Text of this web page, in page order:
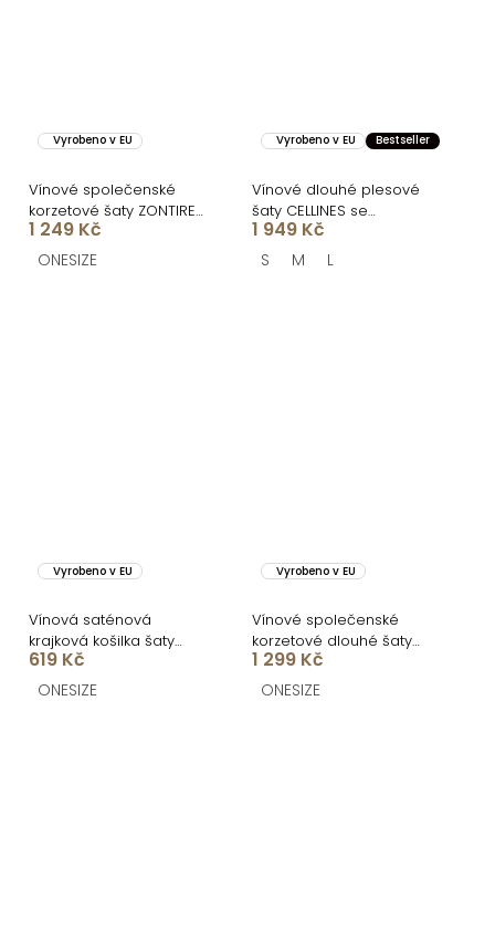
Vyrobeno v EU
Vínové společenské
korzetové šaty ZONTIRE
bez ramínek
1 249 Kč
ONESIZE
Vyrobeno v EU Bestseller
Vínové dlouhé plesové
šaty CELLINES se
šněrováním a rozparkem
1 949 Kč
S M L
Vyrobeno v EU
Vínová saténová
krajková košilka šaty
ZOMARI
619 Kč
ONESIZE
Vyrobeno v EU
Vínové společenské
korzetové dlouhé šaty
KARLOT
1 299 Kč
ONESIZE